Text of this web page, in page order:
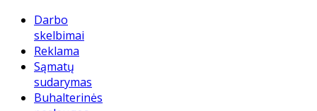
Darbo
skelbimai
Reklama
Sąmatų
sudarymas
Buhalterinės